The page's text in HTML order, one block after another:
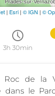
3h 30min
Roc de la
dans le
| Esri | © IGN | ©